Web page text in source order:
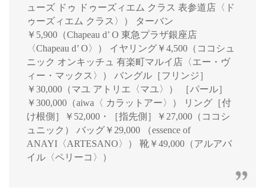
ューズ ドゥ ドゥーズィエム クラス 表参道店〈ド
ゥーズィエム クラス〉） ターバン
￥5,900（Chapeau d’ O 東急プラザ銀座店
〈Chapeau d’ O〉） イヤリング￥4,500（ココシュ
ニック オンキッチュ 有楽町マルイ店〈エー・ヴ
ィー・マックス〉） バングル［フリンジ］
￥30,000（マユ アトリエ〈マユ〉） ［パール］
￥300,000（aiwa〈 カラットアー〉） リング［付
け根側］￥52,000・［指先側］￥27,000（ココシ
ュニック） バッグ￥29,000 （essence of
ANAYI〈ARTESANO〉） 靴￥49,000（アルアバ
イル〈ペリーコ〉）